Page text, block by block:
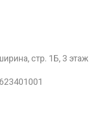
стр. 1Б, 3 этаж